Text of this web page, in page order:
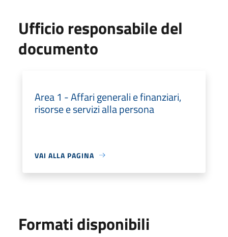
Ufficio responsabile del
documento
Area 1 - Affari generali e finanziari,
risorse e servizi alla persona
VAI ALLA PAGINA
Formati disponibili